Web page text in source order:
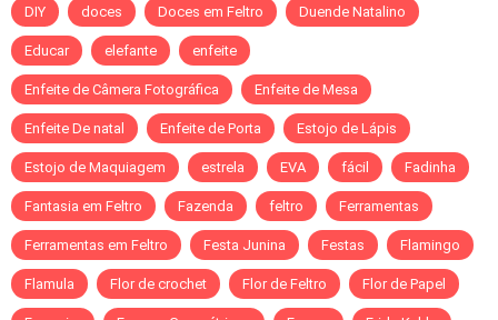
DIY doces Doces em Feltro Duende Natalino
Educar elefante enfeite
Enfeite de Câmera Fotográfica Enfeite de Mesa
Enfeite De natal Enfeite de Porta Estojo de Lápis
Estojo de Maquiagem estrela EVA fácil Fadinha
Fantasia em Feltro Fazenda feltro Ferramentas
Ferramentas em Feltro Festa Junina Festas Flamingo
Flamula Flor de crochet Flor de Feltro Flor de Papel